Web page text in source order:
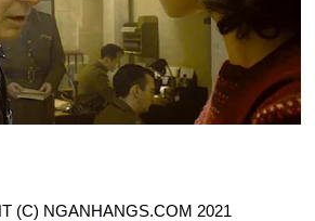
(C) NGANHANGS.COM 2021